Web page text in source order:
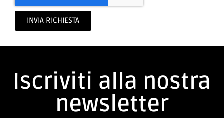
INVIA RICHIESTA
Iscriviti alla nostra
newsletter